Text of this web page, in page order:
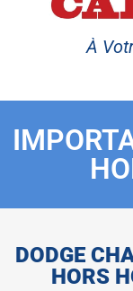
À
DODGE
HORS